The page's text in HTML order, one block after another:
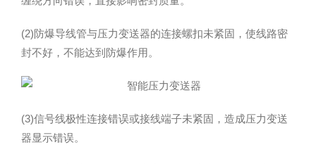
(2)防爆导线管与压力变送器的连接螺扣未紧固，使线路密
封不好，不能达到防爆作用。
(3)信号线极性连接错误或接线端子未紧固，造成压力变送
器显示错误。